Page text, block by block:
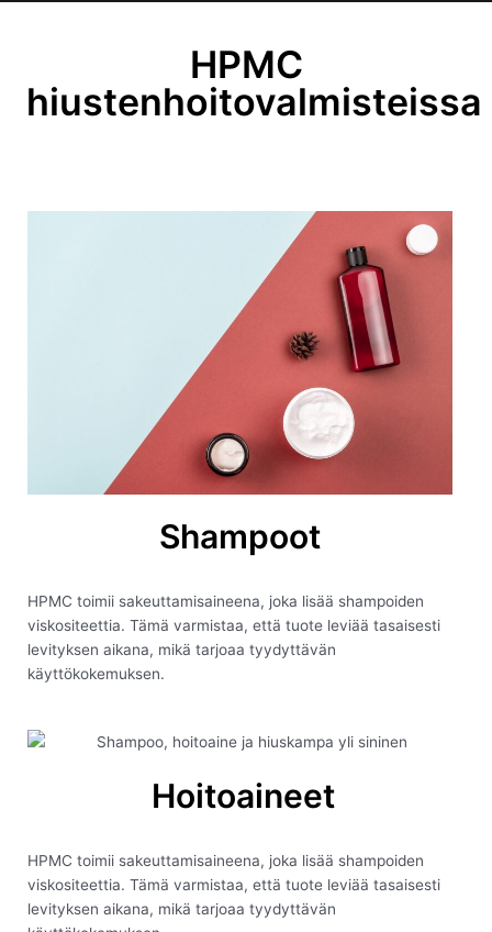
HPMC
hiustenhoitovalmisteissa
Shampoot
HPMC toimii sakeuttamisaineena, joka lisää shampoiden
viskositeettia. Tämä varmistaa, että tuote leviää tasaisesti
levityksen aikana, mikä tarjoaa tyydyttävän
käyttökokemuksen.
Hoitoaineet
HPMC toimii sakeuttamisaineena, joka lisää shampoiden
viskositeettia. Tämä varmistaa, että tuote leviää tasaisesti
levityksen aikana, mikä tarjoaa tyydyttävän